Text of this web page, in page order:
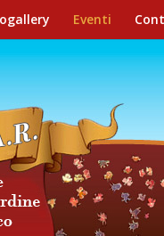
Eventi